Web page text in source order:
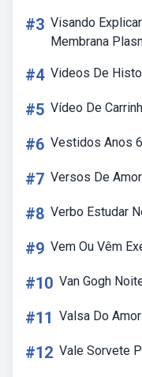
#3 Visando
Membrana
#4 Videos De
#5 Vídeo De
#6 Vestidos Anos
#7 Versos De
#8 Verbo Estudar
#9 Vem Ou Vêm
#10 Van Gogh
#11 Valsa Do
#12 Vale Sorvete